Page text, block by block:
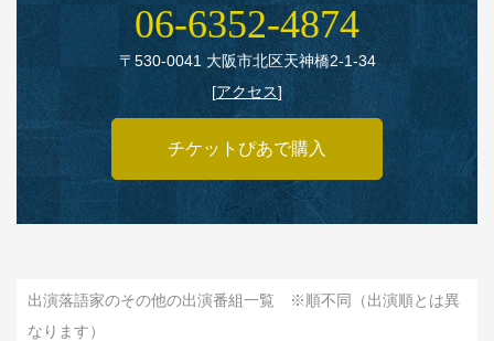
06‑6352‑4874
〒530‑0041 大阪市北区天神橋2‑1‑34
[アクセス]
チケットぴあで購入
出演落語家のその他の出演番組一覧 ※順不同（出演順とは異
なります）